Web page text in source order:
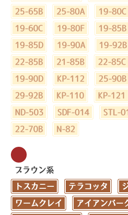
25-65B 25-80A 19-80C
19-60C 19-80F 19-85B
19-85D 19-90A 19-92B
22-85B 21-85B 22-85C
19-90D KP-112 25-90B
29-92B KP-110 KP-121
ND-503 SDF-014 STL-01
22-70B N-82
ブラウン系
トスカニー テラコッタ
ワームクレイ アイアンバー